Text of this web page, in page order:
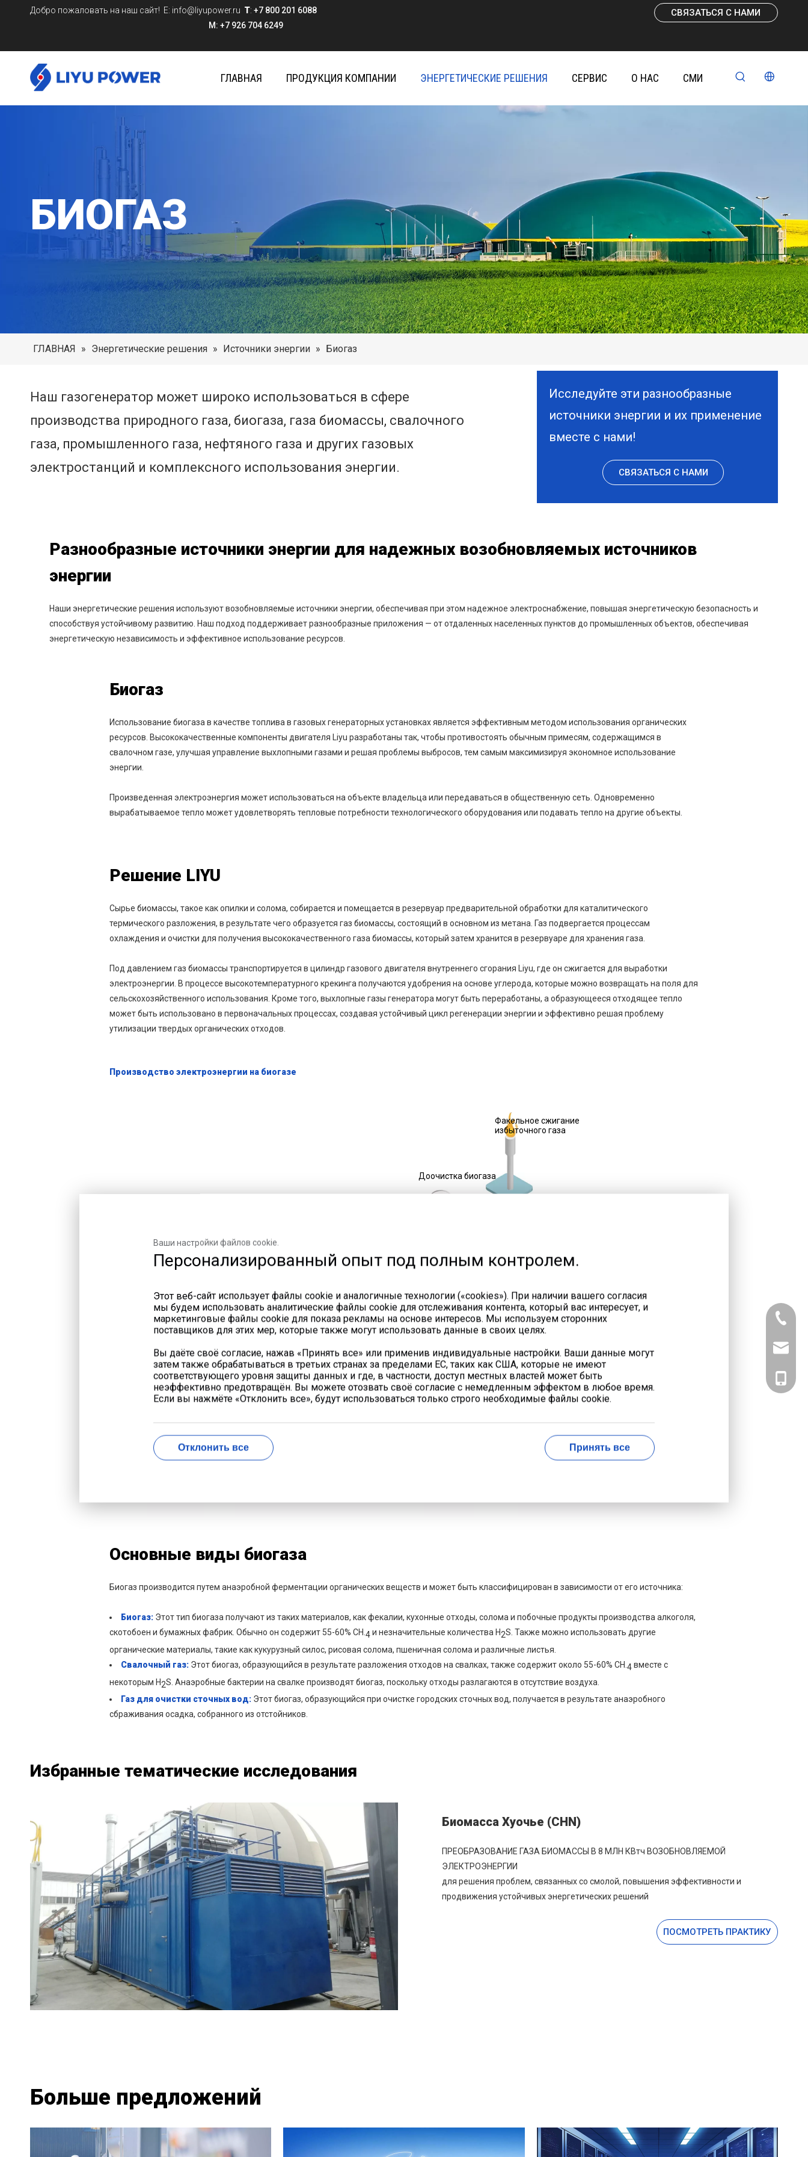
Добро пожаловать на наш сайт! Е: info@liyupower.ru T: +7 800 201 6088
M: +7 926 704 6249
СВЯЗАТЬСЯ С НАМИ
ГЛАВНАЯ ПРОДУКЦИЯ КОМПАНИИ ЭНЕРГЕТИЧЕСКИЕ РЕШЕНИЯ СЕРВИС О НАС СМИ
БИОГАЗ
ГЛАВНАЯ » Энергетические решения » Источники энергии » Биогаз
Наш газогенератор может широко использоваться в сфере
производства природного газа, биогаза, газа биомассы, свалочного
газа, промышленного газа, нефтяного газа и других газовых
электростанций и комплексного использования энергии.
Исследуйте эти разнообразные
источники энергии и их применение
вместе с нами!
СВЯЗАТЬСЯ С НАМИ
Разнообразные источники энергии для надежных возобновляемых источников
энергии
Наши энергетические решения используют возобновляемые источники энергии, обеспечивая при этом надежное электроснабжение, повышая энергетическую безопасность и
способствуя устойчивому развитию. Наш подход поддерживает разнообразные приложения — от отдаленных населенных пунктов до промышленных объектов, обеспечивая
энергетическую независимость и эффективное использование ресурсов.
Биогаз
Использование биогаза в качестве топлива в газовых генераторных установках является эффективным методом использования органических
ресурсов. Высококачественные компоненты двигателя Liyu разработаны так, чтобы противостоять обычным примесям, содержащимся в
свалочном газе, улучшая управление выхлопными газами и решая проблемы выбросов, тем самым максимизируя экономное использование
энергии.
Произведенная электроэнергия может использоваться на объекте владельца или передаваться в общественную сеть. Одновременно
вырабатываемое тепло может удовлетворять тепловые потребности технологического оборудования или подавать тепло на другие объекты.
Решение LIYU
Сырье биомассы, такое как опилки и солома, собирается и помещается в резервуар предварительной обработки для каталитического
термического разложения, в результате чего образуется газ биомассы, состоящий в основном из метана. Газ подвергается процессам
охлаждения и очистки для получения высококачественного газа биомассы, который затем хранится в резервуаре для хранения газа.
Под давлением газ биомассы транспортируется в цилиндр газового двигателя внутреннего сгорания Liyu, где он сжигается для выработки
электроэнергии. В процессе высокотемпературного крекинга получаются удобрения на основе углерода, которые можно возвращать на поля для
сельскохозяйственного использования. Кроме того, выхлопные газы генератора могут быть переработаны, а образующееся отходящее тепло
может быть использовано в первоначальных процессах, создавая устойчивый цикл регенерации энергии и эффективно решая проблему
утилизации твердых органических отходов.
Производство электроэнергии на биогазе
Исходное сырьё из
биомассы (силосные
ямы)
Предварительная
подготовка
Доочистка биогаза
Факельное сжигание
избыточного газа
Регулятор давления
газа
Газопоршневая
установка LIYU GAS
POWER
Теплообменник
Система очистки
выхлопных газов
Отработанные
Выдача
Основные виды биогаза
Биогаз производится путем анаэробной ферментации органических веществ и может быть классифицирован в зависимости от его источника:
Биогаз: Этот тип биогаза получают из таких материалов, как фекалии, кухонные отходы, солома и побочные продукты производства алкоголя,
скотобоен и бумажных фабрик. Обычно он содержит 55-60% CH. 4и незначительные количества H2S. Также можно использовать другие
органические материалы, такие как кукурузный силос, рисовая солома, пшеничная солома и различные листья.
Свалочный газ: Этот биогаз, образующийся в результате разложения отходов на свалках, также содержит около 55-60% CH. 4вместе с
некоторым H2S. Анаэробные бактерии на свалке производят биогаз, поскольку отходы разлагаются в отсутствие воздуха.
Газ для очистки сточных вод: Этот биогаз, образующийся при очистке городских сточных вод, получается в результате анаэробного
сбраживания осадка, собранного из отстойников.
Избранные тематические исследования
Биомасса Хуочье (CHN)
ПРЕОБРАЗОВАНИЕ ГАЗА БИОМАССЫ В 8 МЛН КВтч ВОЗОБНОВЛЯЕМОЙ
ЭЛЕКТРОЭНЕРГИИ
для решения проблем, связанных со смолой, повышения эффективности и
продвижения устойчивых энергетических решений
ПОСМОТРЕТЬ ПРАКТИКУ
Больше предложений
+7 800
+7 926
Ваши настройки файлов cookie.
Персонализированный опыт под полным контролем.
Этот веб-сайт использует файлы cookie и аналогичные технологии («cookies»). При наличии вашего согласия
мы будем использовать аналитические файлы cookie для отслеживания контента, который вас интересует, и
маркетинговые файлы cookie для показа рекламы на основе интересов. Мы используем сторонних
поставщиков для этих мер, которые также могут использовать данные в своих целях.
Вы даёте своё согласие, нажав «Принять все» или применив индивидуальные настройки. Ваши данные могут
затем также обрабатываться в третьих странах за пределами ЕС, таких как США, которые не имеют
соответствующего уровня защиты данных и где, в частности, доступ местных властей может быть
неэффективно предотвращён. Вы можете отозвать своё согласие с немедленным эффектом в любое время.
Если вы нажмёте «Отклонить все», будут использоваться только строго необходимые файлы cookie.
Отклонить все Принять все